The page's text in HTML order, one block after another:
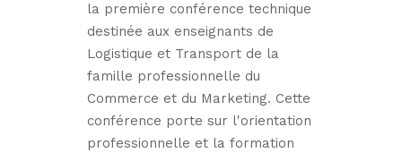
la première conférence technique
destinée aux enseignants de
Logistique et Transport de la
famille professionnelle du
Commerce et du Marketing. Cette
conférence porte sur l'orientation
professionnelle et la formation